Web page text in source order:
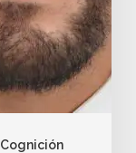
Cognición